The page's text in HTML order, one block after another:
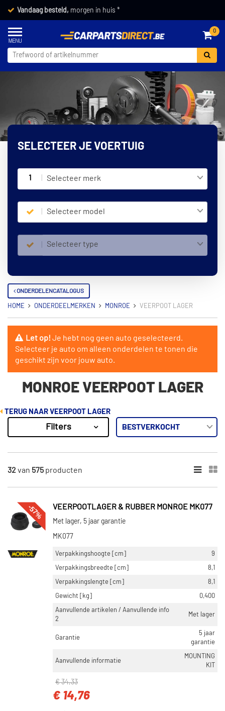
Vandaag besteld, morgen in huis *
0
SELECTEER JE VOERTUIG
1 Selecteer merk
Selecteer model
Selecteer type
ONDERDELENCATALOGUS
HOME ONDERDEELMERKEN MONROE VEERPOOT LAGER
Let op!Je hebt nog geen auto geselecteerd.
Selecteer je auto om alleen onderdelen te tonen die
geschikt zijn voor jouw auto.
MONROE VEERPOOT LAGER
TERUG NAAR VEERPOOT LAGER
Resultaten
×
Veerpootlager & rubber (574)
Veerpoot lager pakking (1)
VOORRAAD
Op voorraad (398)
Filters
32van 575 producten
-57% VEERPOOTLAGER & RUBBER MONROE MK077
Met lager, 5 jaar garantie
MK077
Verpakkingshoogte [cm]
9
Verpakkingsbreedte [cm]
8,1
Verpakkingslengte [cm]
8,1
Gewicht [kg]
0,400
Aanvullende artikelen / Aanvullende info
2
Met lager
Garantie
5 jaar
garantie
Aanvullende informatie
MOUNTING
KIT
€ 34,33
€ 14,76